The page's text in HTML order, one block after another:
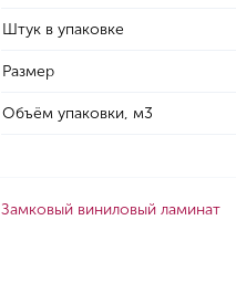
Штук в упаковке
Размер
Объём упаковки, м3
Замковый виниловый ламинат